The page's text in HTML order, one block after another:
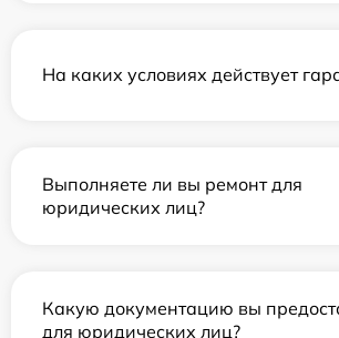
На каких условиях действует
Выполняете ли вы ремонт для
юридических лиц?
Какую документацию вы
для юридических лиц?